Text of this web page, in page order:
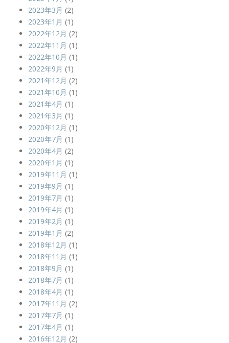
2023年3月 (2)
2023年1月 (1)
2022年12月 (2)
2022年11月 (1)
2022年10月 (1)
2022年9月 (1)
2021年12月 (2)
2021年10月 (1)
2021年4月 (1)
2021年3月 (1)
2020年12月 (1)
2020年7月 (1)
2020年4月 (2)
2020年1月 (1)
2019年11月 (1)
2019年9月 (1)
2019年7月 (1)
2019年4月 (1)
2019年2月 (1)
2019年1月 (2)
2018年12月 (1)
2018年11月 (1)
2018年9月 (1)
2018年7月 (1)
2018年4月 (1)
2017年11月 (2)
2017年7月 (1)
2017年4月 (1)
2016年12月 (2)